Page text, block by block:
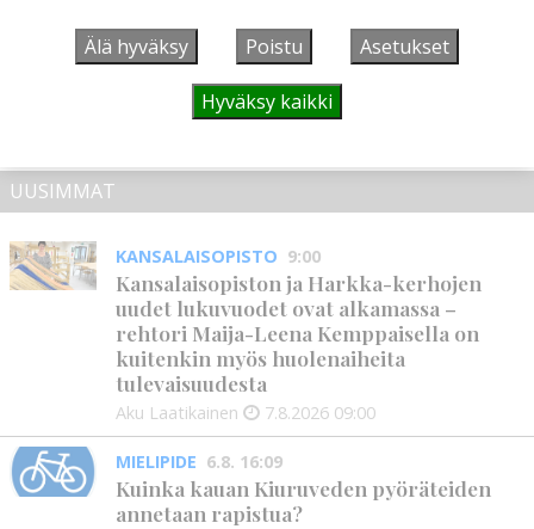
kallio
Tilaajille
Hanna Soini 4.8.2026 10:43
UUSIMMAT
KANSALAISOPISTO 9:00
Kansalaisopiston ja Harkka-kerhojen
uudet lukuvuodet ovat alkamassa –
rehtori Maija-Leena Kemppaisella on
kuitenkin myös huolenaiheita
tulevaisuudesta
Aku Laatikainen 7.8.2026 09:00
MIELIPIDE 6.8. 16:09
Kuinka kauan Kiuruveden pyöräteiden
annetaan rapistua?
Älä hyväksy Poistu Asetukset
Hyväksy kaikki